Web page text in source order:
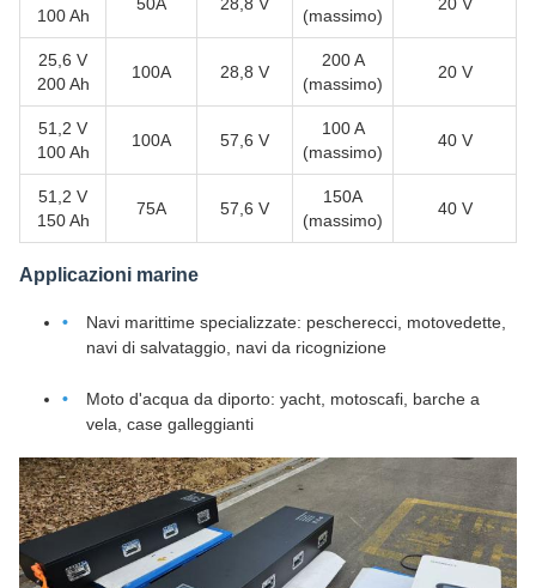
100 Ah
(massimo)
25,6 V
200 Ah
100A 28,8 V
200 A
(massimo)
20 V
51,2 V
100 Ah
100A 57,6 V
100 A
(massimo)
40 V
51,2 V
150 Ah
75A 57,6 V
150A
(massimo)
40 V
Applicazioni marine
Navi marittime specializzate: pescherecci, motovedette,
navi di salvataggio, navi da ricognizione
Moto d'acqua da diporto: yacht, motoscafi, barche a
vela, case galleggianti